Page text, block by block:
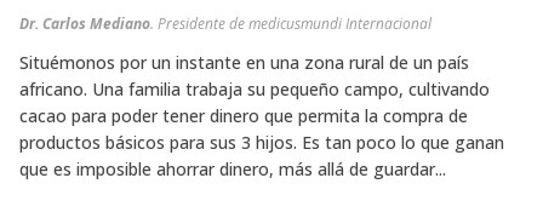
Dr. Carlos Mediano. Presidente de medicusmundi Internacional
Situémonos por un instante en una zona rural de un país
africano. Una familia trabaja su pequeño campo, cultivando
cacao para poder tener dinero que permita la compra de
productos básicos para sus 3 hijos. Es tan poco lo que ganan
que es imposible ahorrar dinero, más allá de guardar...